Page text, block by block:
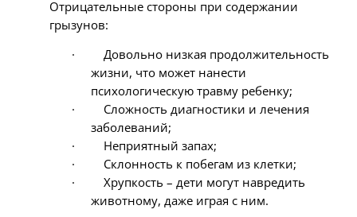
Отрицательные стороны при содержании
грызунов:
·
Довольно низкая продолжительность
жизни, что может нанести
психологическую травму ребенку;
·
Сложность диагностики и лечения
заболеваний;
·
Неприятный запах;
·
Склонность к побегам из клетки;
·
Хрупкость – дети могут навредить
животному, даже играя с ним.